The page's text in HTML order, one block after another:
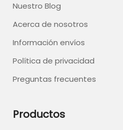
Nuestro Blog
Acerca de nosotros
Información envíos
Política de privacidad
Preguntas frecuentes
Productos